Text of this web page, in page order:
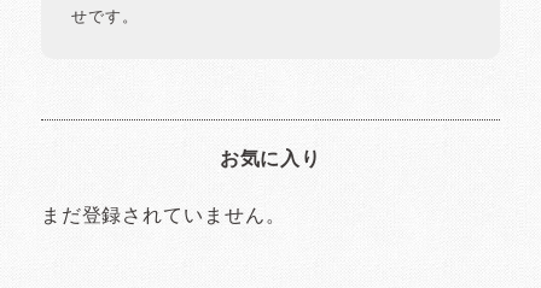
せです。
お気に入り
まだ登録されていません。